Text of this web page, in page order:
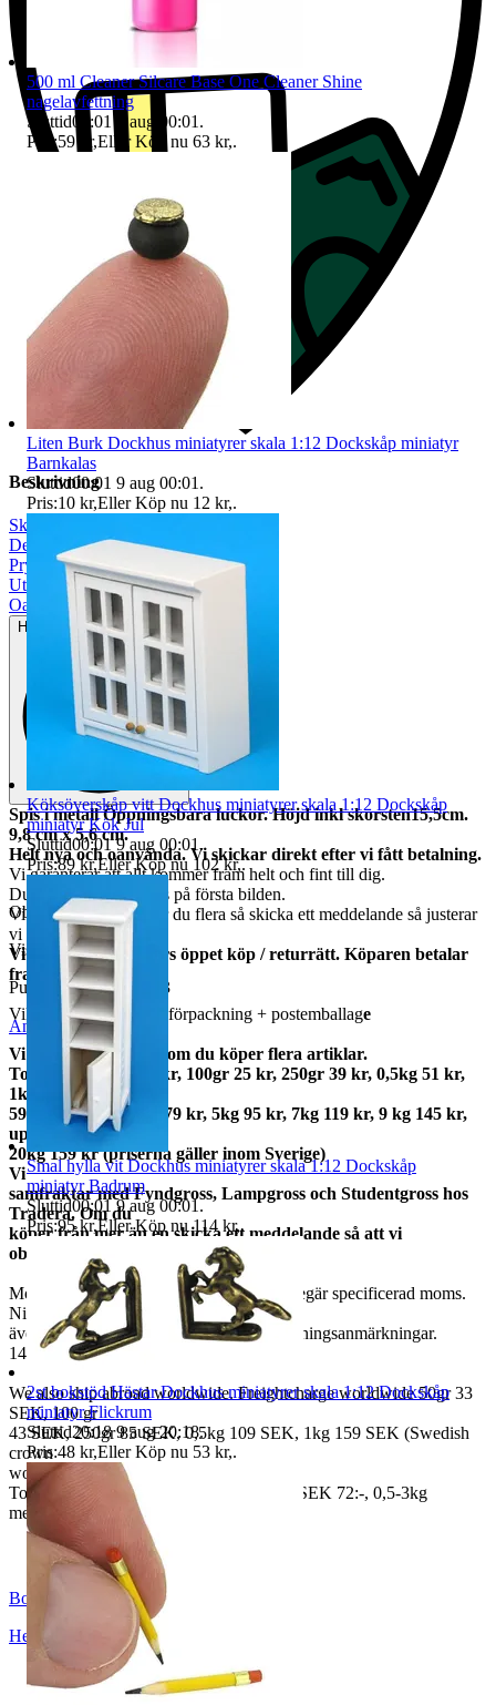
Beskrivning
Skala 1:12
Dekoration|
Prylpaket|
Utomhus |
Oanvänt
Helt ny och aldrig använd
Spis i metall Öppningsbara luckor. Höjd inkl skorsten15,5cm.
9,8 cm x 5,6 cm.
Helt nya och oanvända. Vi skickar direkt efter vi fått betalning.
Vi garanterar att allt kommer fram helt och fint till dig.
Du får varan som finns på första bilden.
Vi har många, behöver du flera så skicka ett meddelande så justerar
vi annonsen.
Vi har alltid 14 dagars öppet köp / returrätt. Köparen betalar
frakter.
Vikt ca 327 gram med förpackning + postemballage
Vi samfraktar gärna om du köper flera artiklar.
Total frakt: 50gr 15 kr, 100gr 25 kr, 250gr 39 kr, 0,5kg 51 kr,
1kg
59kr, 2kg 73 kr, 3kg 79 kr, 5kg 95 kr, 7kg 119 kr, 9 kg 145 kr,
upp till
20kg 159 kr (priserna gäller inom Sverige)
Vi
samfraktar med Fyndgross, Lampgross och Studentgross hos
Tradera. Om du
köper från mer än en skicka ett meddelande så att vi
observerar det.
Moms ingår i våra priser. Har ni företag begär specificerad moms.
Ni kan
även fråga om faktura om ni inte har betalningsanmärkningar.
14 dagars full returrätt vid oanvänd vara.
We also ship abroad worldwide. Freightcharge worldwide 50gr 33
SEK, 100 gr
43 SEK, 250gr 85 SEK, 0,5kg 109 SEK, 1kg 159 SEK (Swedish
crown
worldwide price freight)
To Denmark 0,5-3kg measure 35x24x13 SEK 72:-, 0,5-3kg
measure 40x40x140cm SEK 144:-
Objektnr 729 606 852
Visningar 115
Publicerad 1 maj 22:13
Anmäl Sälj liknande
BoutiqueNo9
Helsingborg
Sverige
500 ml Cleaner Silcare Base One Cleaner Shine
nagelavfettning
Sluttid00:01 9 aug 00:01 .
Pris:59 kr,Eller Köp nu 63 kr,.
Liten Burk Dockhus miniatyrer skala 1:12 Dockskåp miniatyr
Barnkalas
Sluttid00:01 9 aug 00:01 .
Pris:10 kr,Eller Köp nu 12 kr,.
Köksöverskåp vitt Dockhus miniatyrer skala 1:12 Dockskåp
miniatyr Kök Jul
Sluttid00:01 9 aug 00:01.
Pris:89 kr,Eller Köp nu 102 kr,.
Smal hylla vit Dockhus miniatyrer skala 1:12 Dockskåp
miniatyr Badrum
Sluttid00:01 9 aug 00:01.
Pris:95 kr,Eller Köp nu 114 kr,.
2st bokstöd Hästar Dockhus miniatyrer skala 1:12 Dockskåp
miniatyr Flickrum
Sluttid20:18 9 aug 20:18.
Pris:48 kr,Eller Köp nu 53 kr,.